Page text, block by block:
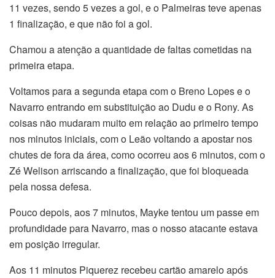
11 vezes, sendo 5 vezes a gol, e o Palmeiras teve apenas
1 finalização, e que não foi a gol.
Chamou a atenção a quantidade de faltas cometidas na
primeira etapa.
Voltamos para a segunda etapa com o Breno Lopes e o
Navarro entrando em substituição ao Dudu e o Rony. As
coisas não mudaram muito em relação ao primeiro tempo
nos minutos iniciais, com o Leão voltando a apostar nos
chutes de fora da área, como ocorreu aos 6 minutos, com o
Zé Welison arriscando a finalização, que foi bloqueada
pela nossa defesa.
Pouco depois, aos 7 minutos, Mayke tentou um passe em
profundidade para Navarro, mas o nosso atacante estava
em posição irregular.
Aos 11 minutos Piquerez recebeu cartão amarelo após